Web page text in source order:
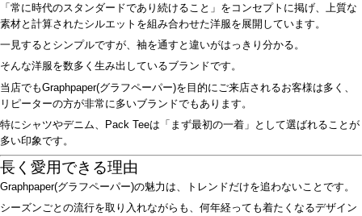
「常に時代のスタンダードであり続けること」をコンセプトに掲げ、上質な
素材と計算されたシルエットを組み合わせた洋服を展開しています。
一見するとシンプルですが、袖を通すと違いがはっきり分かる。
そんな洋服を数多く生み出しているブランドです。
当店でもGraphpaper(グラフペーパー)を目的にご来店されるお客様は多く、
リピーターの方が非常に多いブランドでもあります。
特にシャツやデニム、Pack Teeは「まず最初の一着」として選ばれることが
多い印象です。
長く愛用できる理由
Graphpaper(グラフペーパー)の魅力は、トレンドだけを追わないことです。
シーズンごとの流行を取り入れながらも、何年経っても着たくなるデザイン